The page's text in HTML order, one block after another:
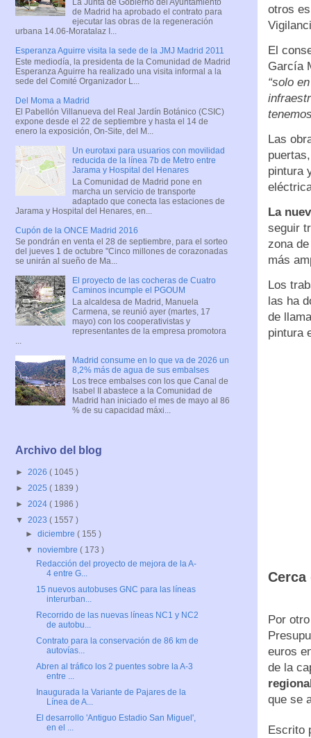
otros
El
García
“solo
Las
pintura
La
seguir
zona
más
Los
las ha
de
pintura
Por
euros
de la
que se
Escrito
de Madrid ha aprobado el contrato para
ejecutar las obras de la regeneración
urbana 14.06-Moratalaz I...
Esperanza Aguirre visita la sede de la JMJ Madrid 2011
Este mediodía, la presidenta de la Comunidad de Madrid
Esperanza Aguirre ha realizado una visita informal a la
sede del Comité Organizador L...
Del Moma a Madrid
El Pabellón Villanueva del Real Jardín Botánico (CSIC)
expone desde el 22 de septiembre y hasta el 14 de
enero la exposición, On-Site, del M...
Un eurotaxi para usuarios con movilidad
reducida de la línea 7b de Metro entre
Jarama y Hospital del Henares
La Comunidad de Madrid pone en
marcha un servicio de transporte
adaptado que conecta las estaciones de
Jarama y Hospital del Henares, en...
Cupón de la ONCE Madrid 2016
Se pondrán en venta el 28 de septiembre, para el sorteo
del jueves 1 de octubre "Cinco millones de corazonadas
se unirán al sueño de Ma...
El proyecto de las cocheras de Cuatro
Caminos incumple el PGOUM
La alcaldesa de Madrid, Manuela
Carmena, se reunió ayer (martes, 17
mayo) con los cooperativistas y
representantes de la empresa promotora
Madrid consume en lo que va de 2026 un
8,2% más de agua de sus embalses
Los trece embalses con los que Canal de
Isabel II abastece a la Comunidad de
Madrid han iniciado el mes de mayo al 86
% de su capacidad máxi...
Archivo del blog
► 2026 ( 1045 )
► 2025 ( 1839 )
► 2024 ( 1986 )
▼ 2023 ( 1557 )
►diciembre( 155 )
▼noviembre( 173 )
Redacción del proyecto de mejora de la A-
4 entre G...
15 nuevos autobuses GNC para las líneas
interurban...
Recorrido de las nuevas líneas NC1 y NC2
de autobu...
Contrato para la conservación de 86 km de
autovías...
Abren al tráfico los 2 puentes sobre la A-3
entre ...
Inaugurada la Variante de Pajares de la
Línea de A...
El desarrollo 'Antiguo Estadio San Miguel',
en el ...